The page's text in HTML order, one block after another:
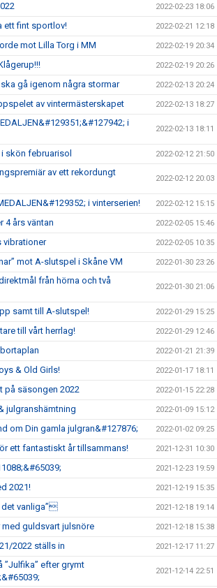
2022-02-23 18:06
ett fint sportlov! 2022-02-21 12:18
mot Lilla Torg i MM 2022-02-19 20:34
2022-02-19 20:26
gå igenom några stormar 2022-02-13 20:24
av vintermästerskapet 2022-02-13 18:27
i
2022-02-13 18:11
skön februarisol 2022-02-12 21:50
av ett rekordungt
2022-02-12 20:03
i vinterserien! 2022-02-12 15:15
4 års väntan 2022-02-05 15:46
vibrationer 2022-02-05 10:35
mot A-slutspel i Skåne VM 2022-01-30 23:26
från hörna och två
2022-01-30 21:06
samt till A-slutspel! 2022-01-29 15:25
till vårt herrlag! 2022-01-29 12:46
2022-01-21 21:39
& Old Girls! 2022-01-17 18:11
på säsongen 2022 2022-01-15 22:28
julgranshämtning 2022-01-09 15:12
om Din gamla julgran&#127876; 2022-01-02 09:25
ett fantastiskt år tillsammans! 2021-12-31 10:30
2021-12-23 19:59
2021! 2021-12-19 15:35
det vanliga” 2021-12-18 19:14
med guldsvart julsnöre 2021-12-18 15:38
2022 ställs in 2021-12-17 11:27
”Julfika” efter grymt
2021-12-14 22:51